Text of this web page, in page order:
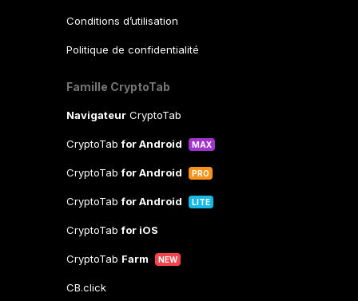
Conditions d’utilisation
Politique de confidentialité
Famille CryptoTab
Navigateur CryptoTab
CryptoTabfor Android MAX
CryptoTabfor Android PRO
CryptoTabfor Android LITE
CryptoTabfor iOS
CryptoTab Farm NEW
CB.click